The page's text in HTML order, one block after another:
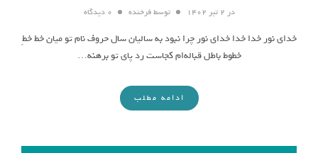
در توسطفرخنده ۰ دیدگاه
خدای نور خدا خدا خدای نور چرا نبود به سالیان سال حروف نام تو میان خط خطِ
خطوط باطل قباله‌ام کجاست رد پای تو برهنه…
ادامه مطلب